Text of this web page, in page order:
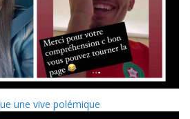
une vive polémique